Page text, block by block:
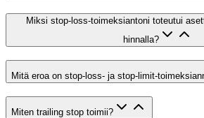
Miksi stop-loss-toimeksiantoni toteutui
hinnalla?
Mitä eroa on stop-loss- ja stop-limit-
Miten trailing stop toimii?